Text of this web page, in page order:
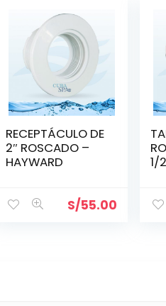
RECEPTÁCULO DE
2″ ROSCADO –
HAYWARD
S/55.00
1/